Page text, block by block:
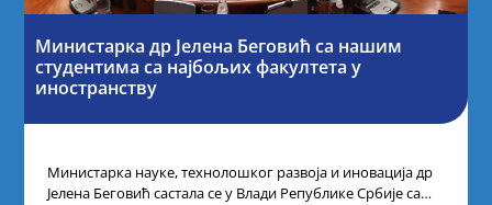
Министарка др Јелена Беговић са нашим
студентима са најбољих факултета у
иностранству
Министарка науке, технолошког развоја и иновација др
Јелена Беговић састала се у Влади Републике Србије са